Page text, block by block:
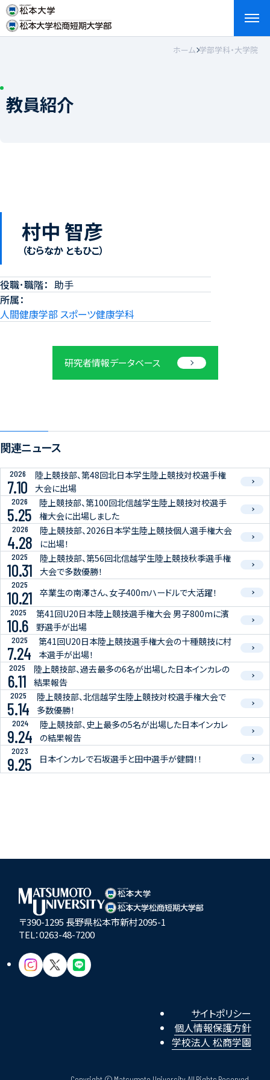
アクセス English
ホーム 学部学科・大学院
教員紹介
村中 智彦
（むらなか ともひこ）
役職･職階
助手
所属
人間健康学部 スポーツ健康学科
研究者情報データベース
関連ニュース
2026
7.10
陸上競技部、第48回北日本学生陸上競技対校選手権
大会に出場
2026
5.25
陸上競技部、第100回北信越学生陸上競技対校選手
権大会に出場しました
2026
4.28
陸上競技部、2026日本学生陸上競技個人選手権大会
に出場！
2025
10.31
陸上競技部、第56回北信越学生陸上競技秋季選手権
大会で多数優勝！
2025
10.21 卒業生の南澤さん、女子400mハードルで大活躍！
2025
10.6
第41回U20日本陸上競技選手権大会 男子800mに濱
野選手が出場
2025
7.24
第41回U20日本陸上競技選手権大会の十種競技に村
本選手が出場！
2025
6.11
陸上競技部、過去最多の6名が出場した日本インカレの
結果報告
2025
5.14
陸上競技部、北信越学生陸上競技対校選手権大会で
多数優勝！
2024
9.24
陸上競技部、史上最多の5名が出場した日本インカレ
の結果報告
2023
9.25 日本インカレで石坂選手と田中選手が健闘！！
〒390-1295 長野県松本市新村2095-1
TEL：0263-48-7200
サイトポリシー
個人情報保護方針
学校法人 松商学園